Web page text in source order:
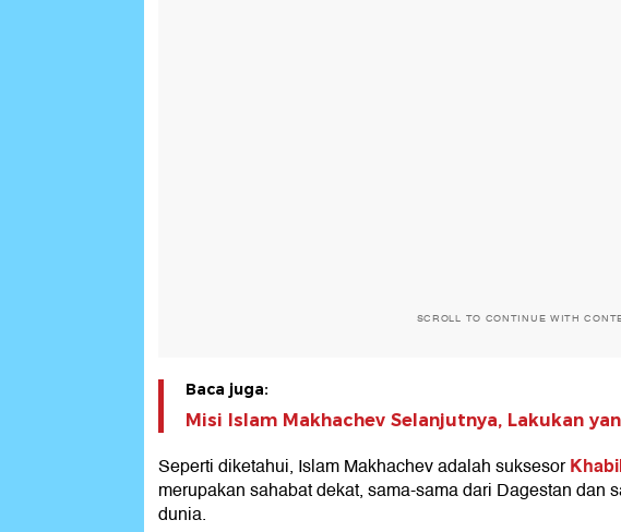
SCROLL TO CONTINUE WITH
Baca juga:
Misi Islam Makhachev Selanjutnya, Lakukan
Seperti diketahui, Islam Makhachev adalah suksesor
merupakan sahabat dekat, sama-sama dari Dagestan dan
dunia.